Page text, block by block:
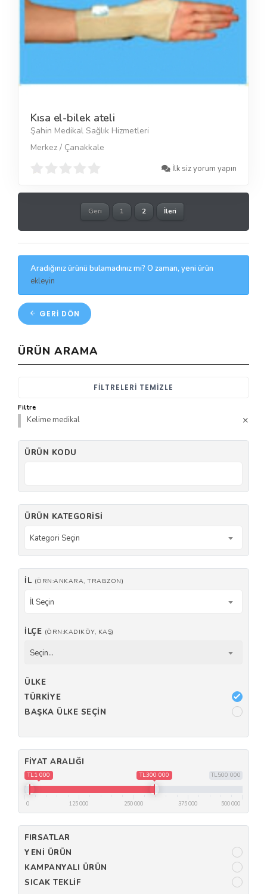
Kısa el-bilek ateli
Şahin Medikal Sağlık Hizmetleri
Merkez / Çanakkale
İlk siz yorum yapın
Geri 1 2 İleri
Aradığınız ürünü bulamadınız mı? O zaman, yeni ürün
ekleyin
GERI DÖN
ÜRÜN ARAMA
FILTRELERI TEMIZLE
Filtre
Kelime medikal
ÜRÜN KODU
ÜRÜN KATEGORISI
Kategori Seçin
İL (ÖRN:ANKARA, TRABZON)
İl Seçin
İLÇE (ÖRN:KADIKÖY, KAŞ)
Seçin...
ÜLKE
TÜRKIYE
BAŞKA ÜLKE SEÇIN
FIYAT ARALIĞI
TL500 000
TL1 000 TL300 000
0 125 000 250 000 375 000 500 000
FIRSATLAR
YENI ÜRÜN
KAMPANYALI ÜRÜN
SICAK TEKLIF